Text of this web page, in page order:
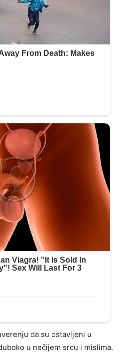
da su ostavljeni u
u nečijem srcu i mislima.